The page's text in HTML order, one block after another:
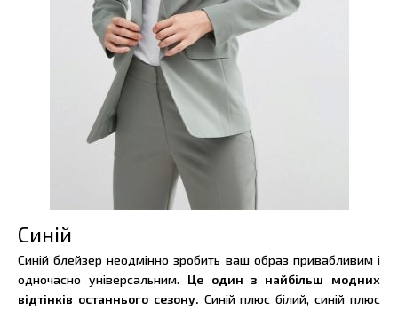
Синій
Синій блейзер неодмінно зробить ваш образ привабливим і
одночасно універсальним. Це один з найбільш модних
відтінків останнього сезону. Синій плюс білий, синій плюс